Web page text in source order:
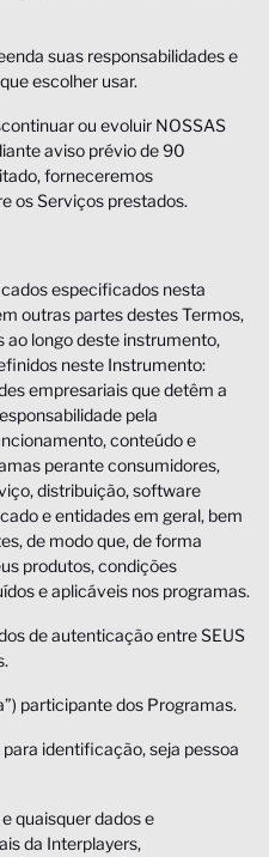
suas responsabilidades e
escolher usar.
ou evoluir NOSSAS
aviso prévio de 90
forneceremos
os Serviços prestados.
especificados nesta
outras partes destes Termos,
ao longo deste instrumento,
neste Instrumento:
empresariais que detêm a
pela
conteúdo e
perante consumidores,
distribuição, software
e entidades em geral, bem
de modo que, de forma
produtos, condições
e aplicáveis nos programas.
de autenticação entre SEUS
participante dos Programas.
identificação, seja pessoa
quaisquer dados e
da Interplayers,